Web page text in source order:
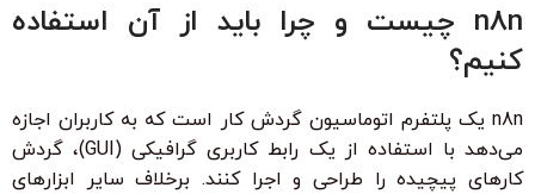
n8n چیست و چرا باید از آن استفاده
کنیم؟
n8n یک پلتفرم اتوماسیون گردش کار است که به کاربران اجازه
می‌دهد با استفاده از یک رابط کاربری گرافیکی (GUI)، گردش
کارهای پیچیده را طراحی و اجرا کنند. برخلاف سایر ابزارهای